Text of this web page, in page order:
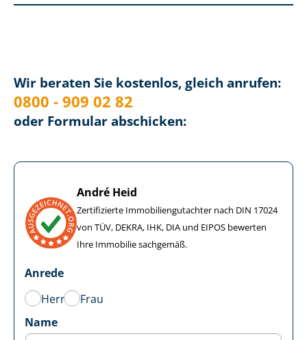
Wir beraten Sie kostenlos, gleich anrufen:
0800 - 909 02 82
oder Formular abschicken:
André Heid
Zertifizierte Im­mo­bi­li­en­gut­ach­ter nach DIN 17024
von TÜV, DEKRA, IHK, DIA und EIPOS bewerten
Ihre Immobilie sachgemäß.
Anrede
Herr
Frau
Name